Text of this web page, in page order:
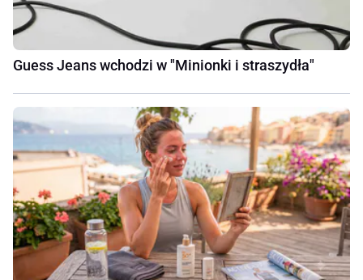
Guess Jeans wchodzi w "Minionki i straszydła"